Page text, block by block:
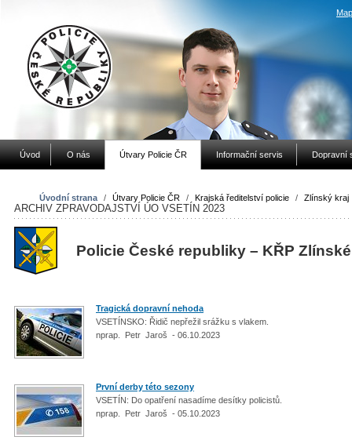
Úvod O nás Útvary Policie ČR Informační servis Dopravní
Úvodní strana / Útvary Policie ČR / Krajská ředitelství policie / Zlínský kraj
ARCHIV ZPRAVODAJSTVÍ ÚO VSETÍN 2023
Policie České republiky – KŘP
Tragická dopravní nehoda
VSETÍNSKO: Řidič nepřežil srážku s vlakem.
nprap. Petr Jaroš - 06.10.2023
První derby této sezony
VSETÍN: Do opatření nasadíme desítky policistů.
nprap. Petr Jaroš - 05.10.2023